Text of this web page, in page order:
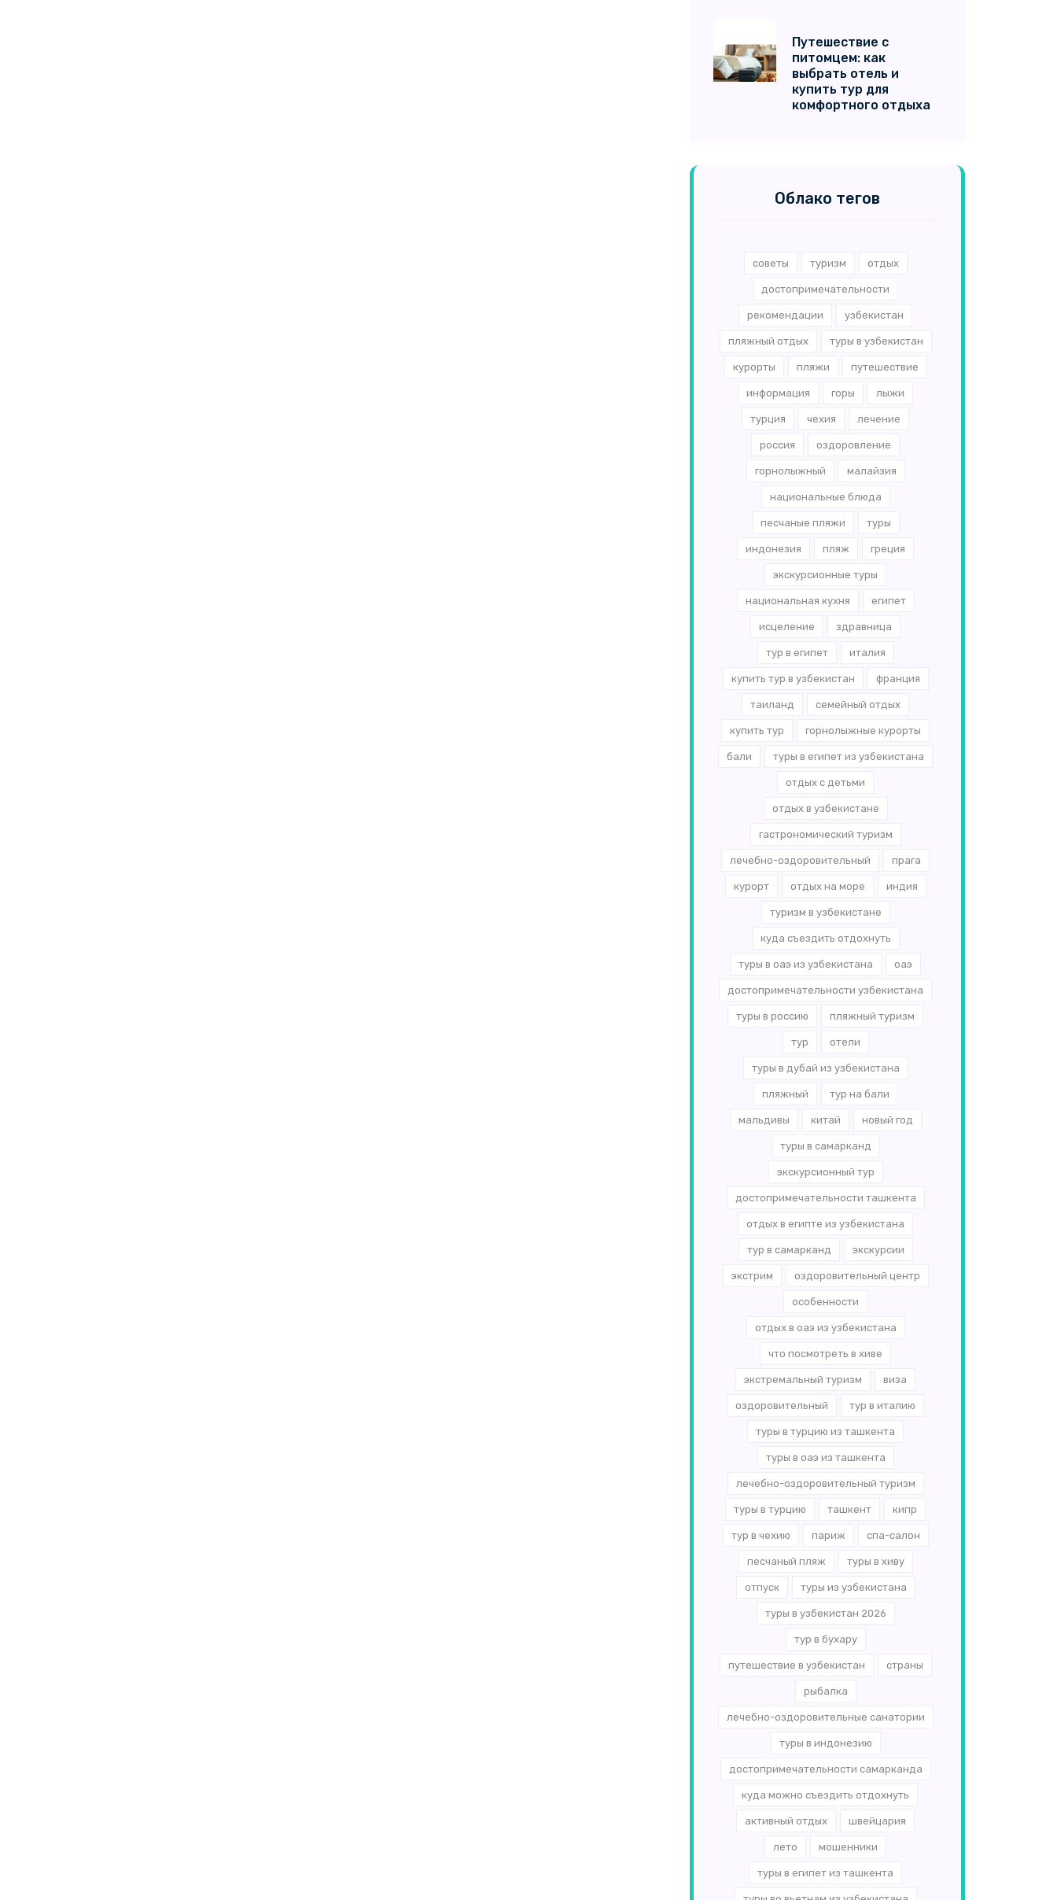
Путешествие с
питомцем: как
выбрать отель и
купить тур для
комфортного отдыха
Облако тегов
советы туризм отдых
достопримечательности
рекомендации узбекистан
пляжный отдых туры в узбекистан
курорты пляжи путешествие
информация горы лыжи
турция чехия лечение
россия оздоровление
горнолыжный малайзия
национальные блюда
песчаные пляжи туры
индонезия пляж греция
экскурсионные туры
национальная кухня египет
исцеление здравница
тур в египет италия
купить тур в узбекистан франция
таиланд семейный отдых
купить тур горнолыжные курорты
бали туры в египет из узбекистана
отдых с детьми
отдых в узбекистане
гастрономический туризм
лечебно-оздоровительный прага
курорт отдых на море индия
туризм в узбекистане
куда съездить отдохнуть
туры в оаэ из узбекистана оаэ
достопримечательности узбекистана
туры в россию пляжный туризм
тур отели
туры в дубай из узбекистана
пляжный тур на бали
мальдивы китай новый год
туры в самарканд
экскурсионный тур
достопримечательности ташкента
отдых в египте из узбекистана
тур в самарканд экскурсии
экстрим оздоровительный центр
особенности
отдых в оаэ из узбекистана
что посмотреть в хиве
экстремальный туризм виза
оздоровительный тур в италию
туры в турцию из ташкента
туры в оаэ из ташкента
лечебно-оздоровительный туризм
туры в турцию ташкент кипр
тур в чехию париж спа-салон
песчаный пляж туры в хиву
отпуск туры из узбекистана
туры в узбекистан 2026
тур в бухару
путешествие в узбекистан страны
рыбалка
лечебно-оздоровительные санатории
туры в индонезию
достопримечательности самарканда
куда можно съездить отдохнуть
активный отдых швейцария
лето мошенники
туры в египет из ташкента